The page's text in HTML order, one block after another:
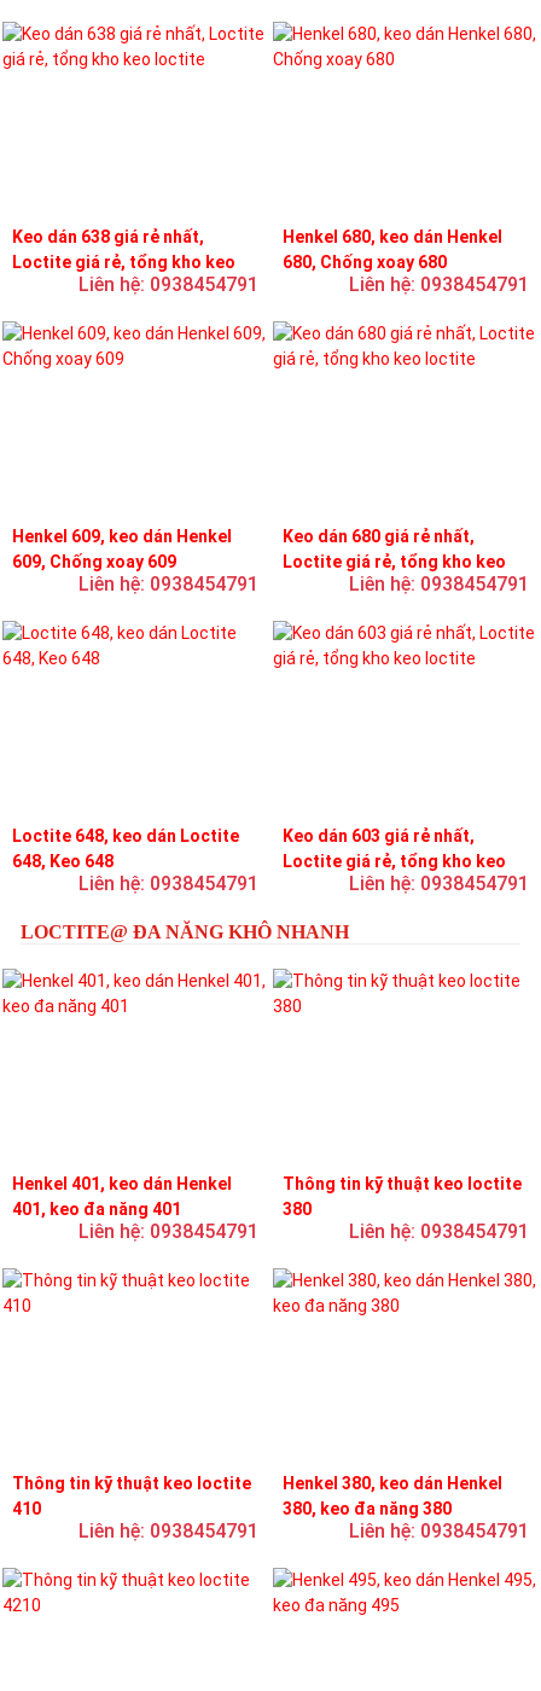
Keo dán 638 giá rẻ nhất,
Loctite giá rẻ, tổng kho keo
Liên hệ: 0938454791
Henkel 680, keo dán Henkel
680, Chống xoay 680
Liên hệ: 0938454791
Henkel 609, keo dán Henkel
609, Chống xoay 609
Liên hệ: 0938454791
Keo dán 680 giá rẻ nhất,
Loctite giá rẻ, tổng kho keo
Liên hệ: 0938454791
Loctite 648, keo dán Loctite
648, Keo 648
Liên hệ: 0938454791
Keo dán 603 giá rẻ nhất,
Loctite giá rẻ, tổng kho keo
Liên hệ: 0938454791
LOCTITE@ ĐA NĂNG KHÔ NHANH
Henkel 401, keo dán Henkel
401, keo đa năng 401
Liên hệ: 0938454791
Thông tin kỹ thuật keo loctite
380
Liên hệ: 0938454791
Thông tin kỹ thuật keo loctite
410
Liên hệ: 0938454791
Henkel 380, keo dán Henkel
380, keo đa năng 380
Liên hệ: 0938454791